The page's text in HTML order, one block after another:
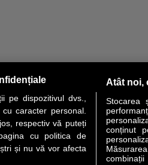
mare amendă penală înregistrată pînă
spitalului Judeţean Braşov o amendă de
COVER STORY LIDERI ANALIZE
pe dispozitivul dvs.,
caracter personal.
respectiv vă puteți
cu politica de
și nu vă vor afecta
Atât noi,
Stocarea
conținut